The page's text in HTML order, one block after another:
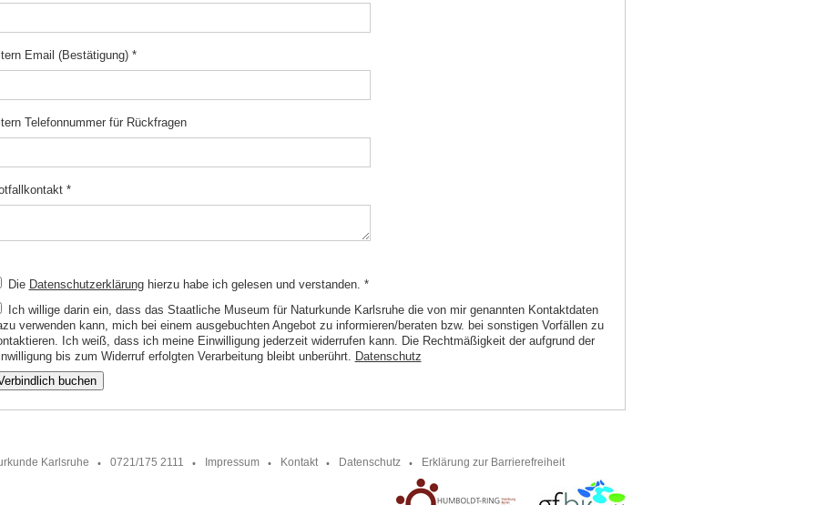
Email (Bestätigung) *
Telefonnummer für Rückfragen
*
Die Datenschutzerklärunghierzu habe ich gelesen und verstanden. *
Ich willige darin ein, dass das Staatliche Museum für Naturkunde Karlsruhe die von mir genannten Kontaktdaten
verwenden kann, mich bei einem ausgebuchten Angebot zu informieren/beraten bzw. bei sonstigen Vorfällen zu
Ich weiß, dass ich meine Einwilligung jederzeit widerrufen kann. Die Rechtmäßigkeit der aufgrund der
bis zum Widerruf erfolgten Verarbeitung bleibt unberührt. Datenschutz
buchen
Karlsruhe 0721/175 2111 Impressum Kontakt Datenschutz Erklärung zur Barrierefreiheit